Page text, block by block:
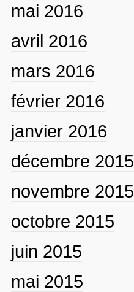
mai 2016
avril 2016
mars 2016
février 2016
janvier 2016
décembre 2015
novembre 2015
octobre 2015
juin 2015
mai 2015